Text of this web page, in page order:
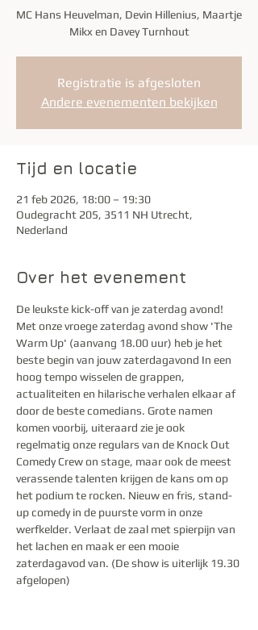
MC Hans Heuvelman, Devin Hillenius, Maartje
Mikx en Davey Turnhout
Registratie is afgesloten
Andere evenementen bekijken
Tijd en locatie
21 feb 2026, 18:00 – 19:30
Oudegracht 205, 3511 NH Utrecht,
Nederland
Over het evenement
De leukste kick-off van je zaterdag avond!
Met onze vroege zaterdag avond show 'The
Warm Up' (aanvang 18.00 uur) heb je het
beste begin van jouw zaterdagavond In een
hoog tempo wisselen de grappen,
actualiteiten en hilarische verhalen elkaar af
door de beste comedians. Grote namen
komen voorbij, uiteraard zie je ook
regelmatig onze regulars van de Knock Out
Comedy Crew on stage, maar ook de meest
verassende talenten krijgen de kans om op
het podium te rocken. Nieuw en fris, stand-
up comedy in de puurste vorm in onze
werfkelder. Verlaat de zaal met spierpijn van
het lachen en maak er een mooie
zaterdagavod van. (De show is uiterlijk 19.30
afgelopen)